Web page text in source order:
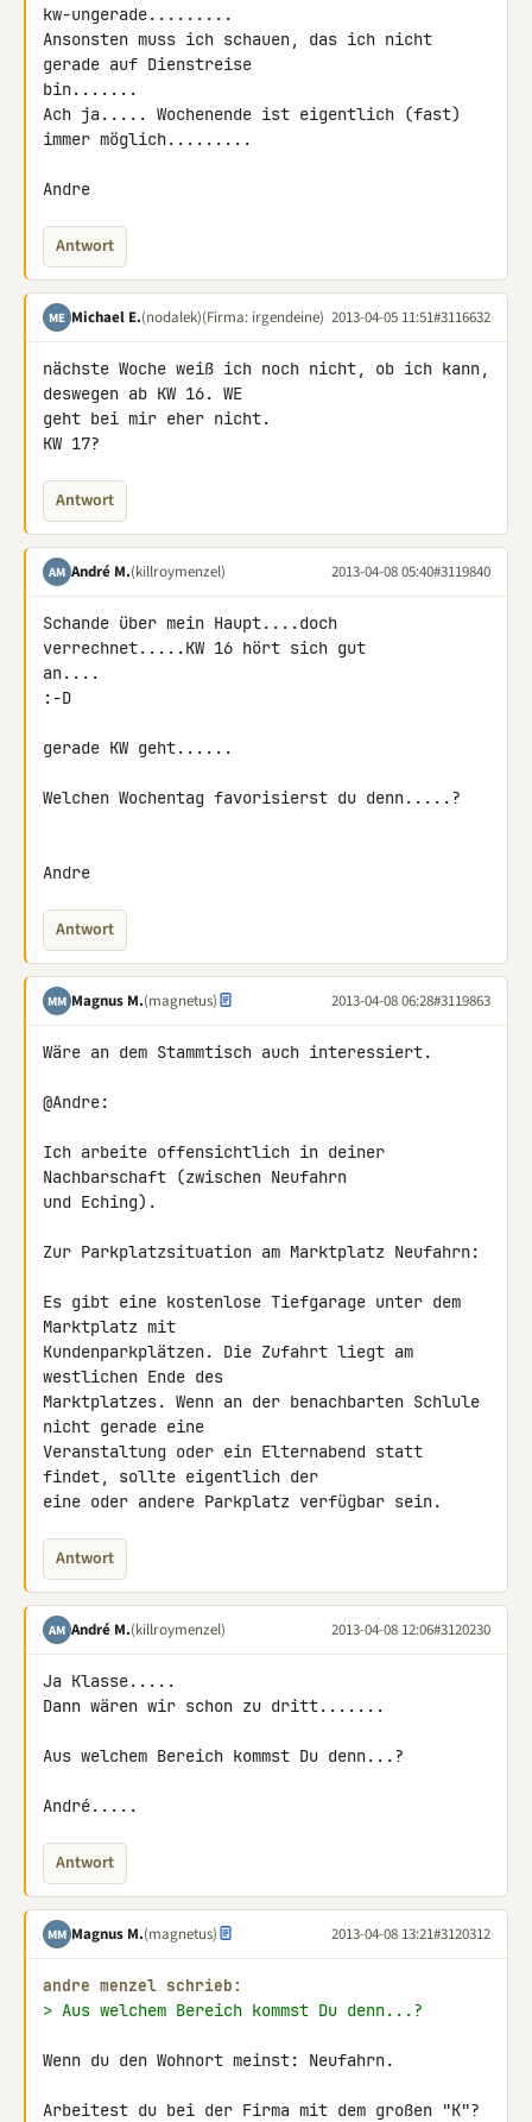
kw-ungerade.........
Ansonsten muss ich schauen, das ich nicht
gerade auf Dienstreise
bin.......
Ach ja..... Wochenende ist eigentlich (fast)
immer möglich.........
Andre
Antwort
ME Michael E.(nodalek)(Firma: irgendeine) 2013-04-05 11:51#3116632
nächste Woche weiß ich noch nicht, ob ich kann,
deswegen ab KW 16. WE
geht bei mir eher nicht.
KW 17?
Antwort
AM André M.(killroymenzel) 2013-04-08 05:40#3119840
Schande über mein Haupt....doch
verrechnet.....KW 16 hört sich gut
an....
:-D
gerade KW geht......
Welchen Wochentag favorisierst du denn.....?
Andre
Antwort
MM Magnus M.(magnetus) 2013-04-08 06:28#3119863
Wäre an dem Stammtisch auch interessiert.
@Andre:
Ich arbeite offensichtlich in deiner
Nachbarschaft (zwischen Neufahrn
und Eching).
Zur Parkplatzsituation am Marktplatz Neufahrn:
Es gibt eine kostenlose Tiefgarage unter dem
Marktplatz mit
Kundenparkplätzen. Die Zufahrt liegt am
westlichen Ende des
Marktplatzes. Wenn an der benachbarten Schlule
nicht gerade eine
Veranstaltung oder ein Elternabend statt
findet, sollte eigentlich der
eine oder andere Parkplatz verfügbar sein.
Antwort
AM André M.(killroymenzel) 2013-04-08 12:06#3120230
Ja Klasse.....
Dann wären wir schon zu dritt.......
Aus welchem Bereich kommst Du denn...?
André.....
Antwort
MM Magnus M.(magnetus) 2013-04-08 13:21#3120312
andre menzel schrieb:
> Aus welchem Bereich kommst Du denn...?
Wenn du den Wohnort meinst: Neufahrn.
Arbeitest du bei der Firma mit dem großen "K"?